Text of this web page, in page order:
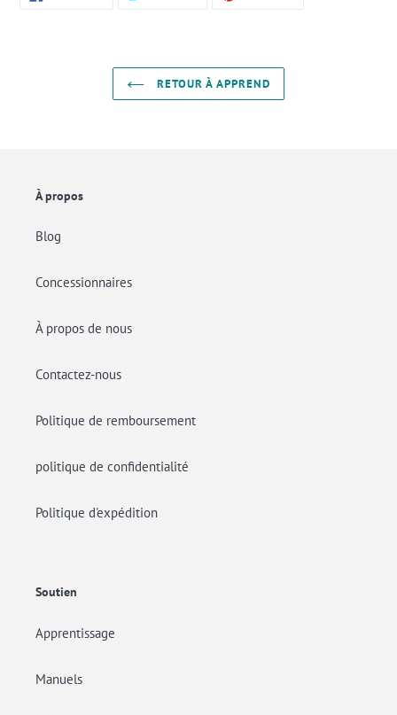
RETOUR À APPREND
À propos
Blog
Concessionnaires
À propos de nous
Contactez-nous
Politique de remboursement
politique de confidentialité
Politique d'expédition
Soutien
Apprentissage
Manuels